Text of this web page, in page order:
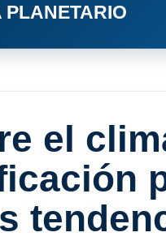
PLANETARIO
el